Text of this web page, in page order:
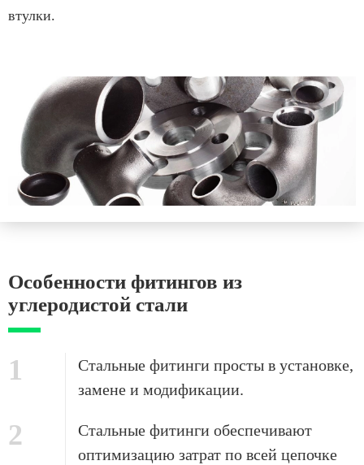
втулки.
Особенности фитингов из
углеродистой стали
1
Стальные фитинги просты в установке,
замене и модификации.
2
Стальные фитинги обеспечивают
оптимизацию затрат по всей цепочке